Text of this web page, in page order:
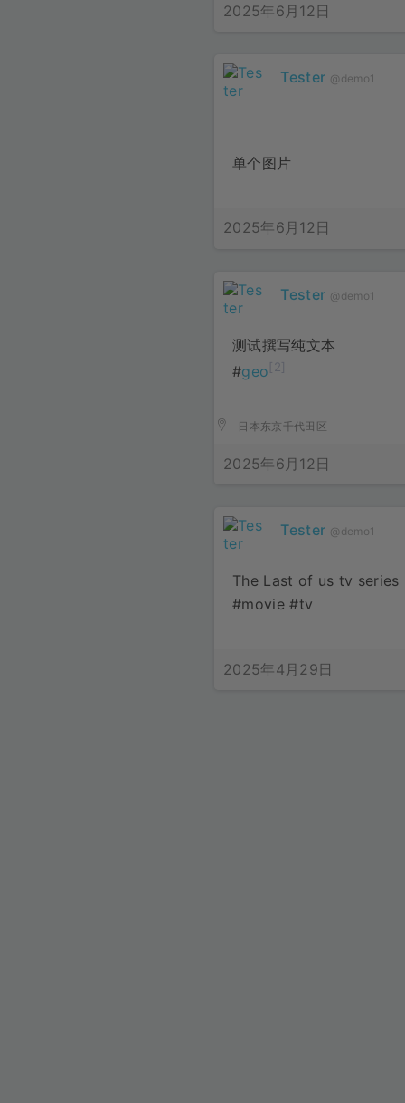
2025年6月12日
Tester @demo1
单个图片
2025年6月12日
Tester @demo1
测试撰写纯文本
#geo [2]
日本东京千代田区
2025年6月12日
Tester @demo1
The Last of us tv series
#movie #tv
2025年4月29日